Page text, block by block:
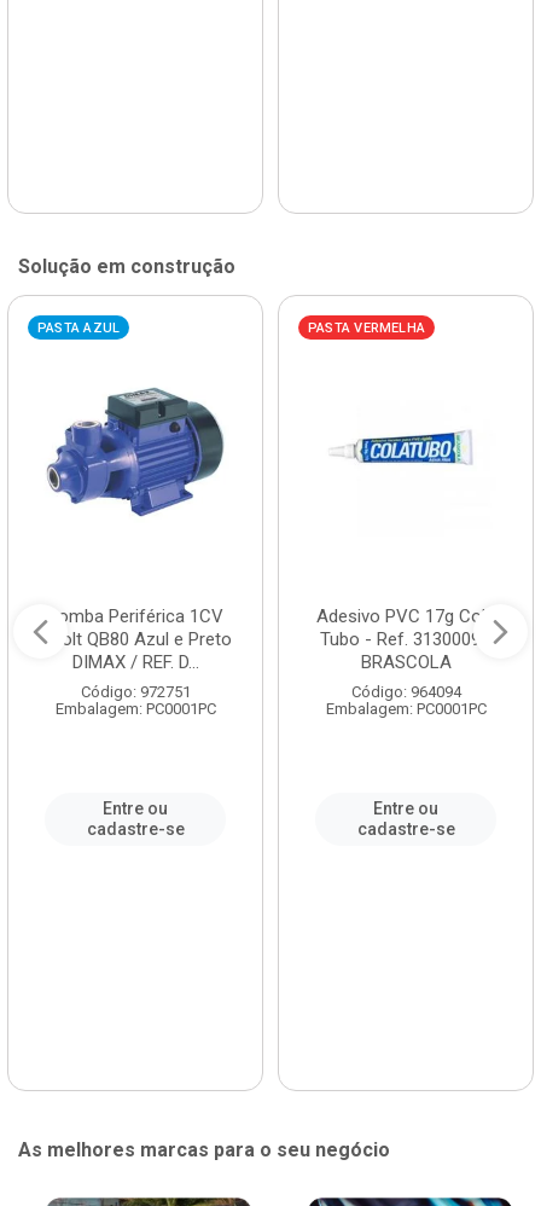
Solução em construção
PASTA AZUL
Bomba Periférica 1CV
Bivolt QB80 Azul e Preto
DIMAX / REF. D...
Código: 972751
Embalagem: PC0001PC
Entre ou
cadastre-se
PASTA VERMELHA
Adesivo PVC 17g Cola
Tubo - Ref. 3130009 -
BRASCOLA
Código: 964094
Embalagem: PC0001PC
Entre ou
cadastre-se
As melhores marcas para o seu negócio